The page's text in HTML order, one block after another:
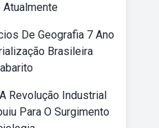
Atualmente
De Geografia 7 Ano
Brasileira
Revolução Industrial
Para O Surgimento